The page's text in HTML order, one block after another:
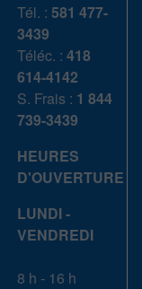
Tél. : 581 477-
3439
Téléc. : 418
614-4142
S. Frais : 1 844
739-3439
HEURES
D'OUVERTURE
LUNDI -
VENDREDI
8 h - 16 h